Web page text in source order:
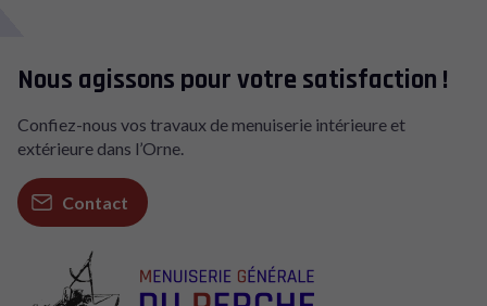
Nous agissons pour votre satisfaction !
Confiez-nous vos travaux de menuiserie intérieure et
extérieure dans l’Orne.
Contact